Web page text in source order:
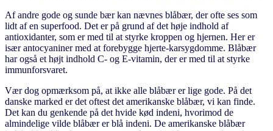
Af andre gode og sunde bær kan nævnes blåbær, der ofte ses som
lidt af en superfood. Det er på grund af det høje indhold af
antioxidanter, som er med til at styrke kroppen og hjernen. Her er
især antocyaniner med at forebygge hjerte-karsygdomme. Blåbær
har også et højt indhold C- og E-vitamin, der er med til at styrke
immunforsvaret.
Vær dog opmærksom på, at ikke alle blåbær er lige gode. På det
danske marked er det oftest det amerikanske blåbær, vi kan finde.
Det kan du genkende på det hvide kød indeni, hvorimod de
almindelige vilde blåbær er blå indeni. De amerikanske blåbær